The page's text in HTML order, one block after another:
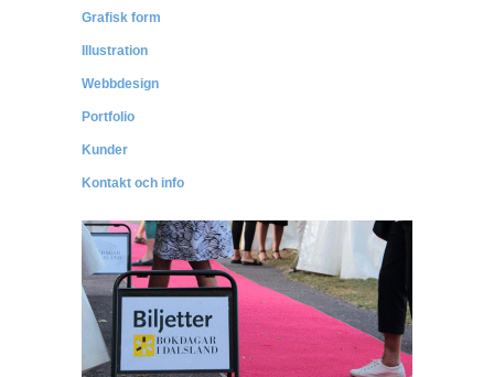
Grafisk form
Illustration
Webbdesign
Portfolio
Kunder
Kontakt och info